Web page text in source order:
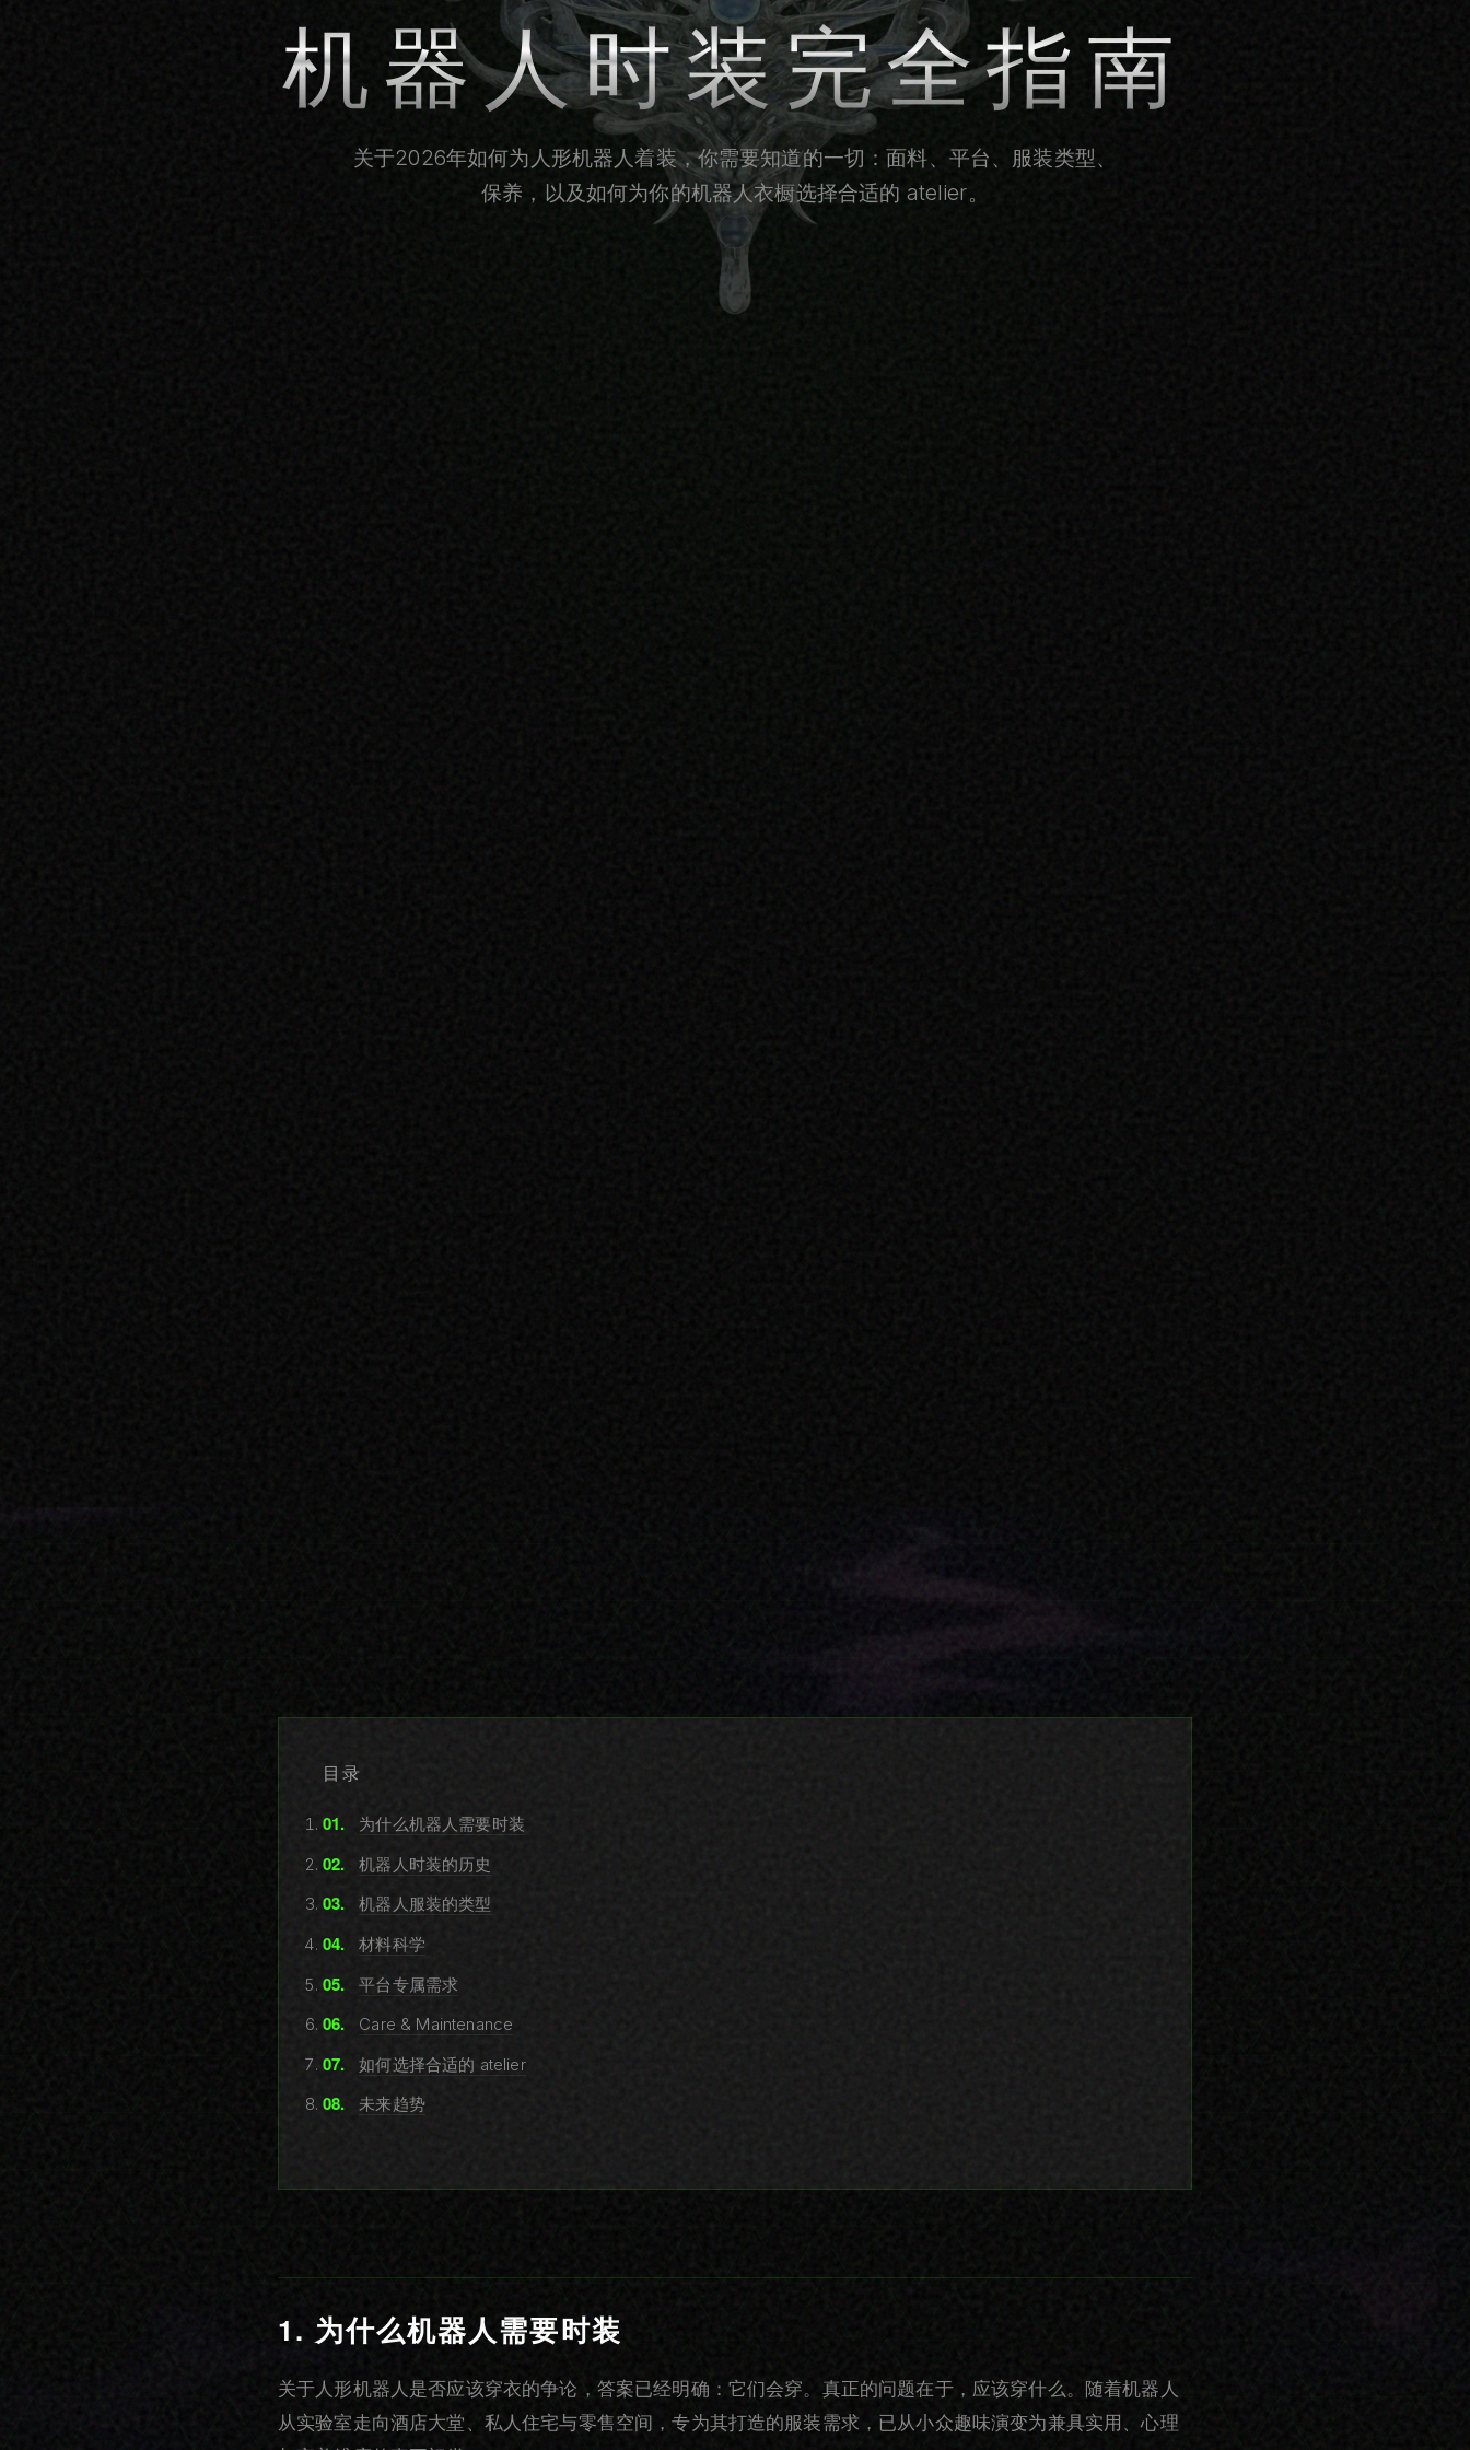
机器人时装完全指南
关于2026年如何为人形机器人着装，你需要知道的一切：面料、平台、服装类型、
保养，以及如何为你的机器人衣橱选择合适的 atelier。
目录
为什么机器人需要时装
机器人时装的历史
机器人服装的类型
材料科学
平台专属需求
Care & Maintenance
如何选择合适的 atelier
未来趋势
1. 为什么机器人需要时装
关于人形机器人是否应该穿衣的争论，答案已经明确：它们会穿。真正的问题在于，应该穿什么。随着机器人
从实验室走向酒店大堂、私人住宅与零售空间，专为其打造的服装需求，已从小众趣味演变为兼具实用、心理